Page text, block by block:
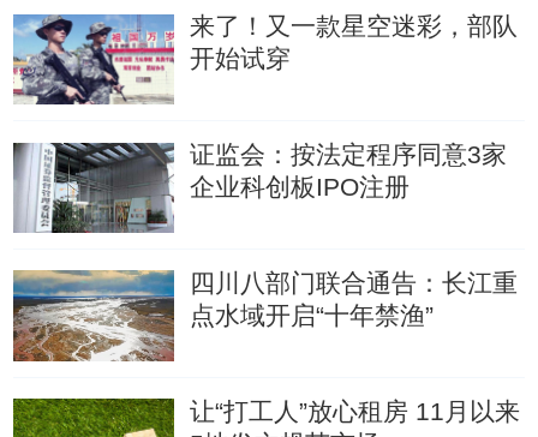
来了！又一款星空迷彩，部队
开始试穿
证监会：按法定程序同意3家
企业科创板IPO注册
四川八部门联合通告：长江重
点水域开启“十年禁渔”
让“打工人”放心租房 11月以来